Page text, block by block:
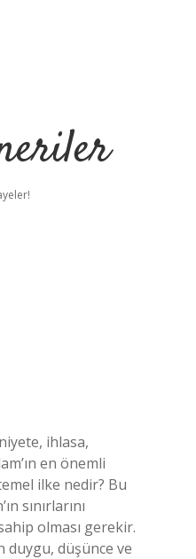
ihlasa,
en önemli
ilke nedir? Bu
sınırlarını
olması gerekir.
duygu, düşünce ve